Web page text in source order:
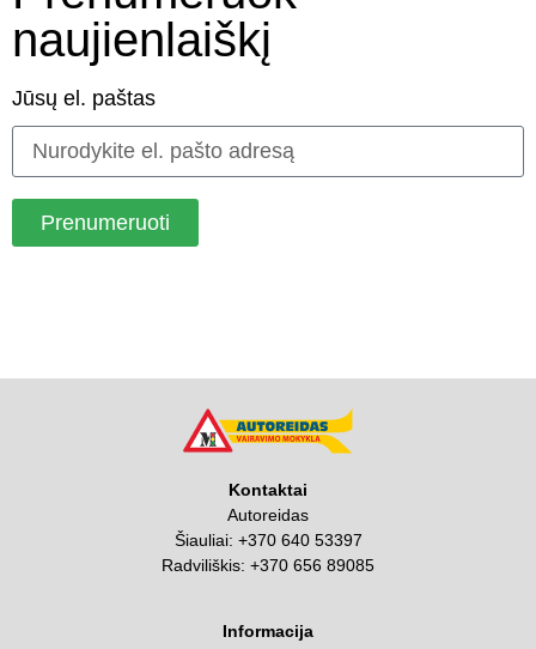
naujienlaiškį
Jūsų el. paštas
Prenumeruoti
Kontaktai
Autoreidas
Šiauliai: +370 640 53397
Radviliškis: +370 656 89085
Informacija